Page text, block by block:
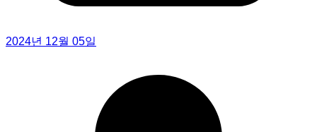
2024년 12월 05일